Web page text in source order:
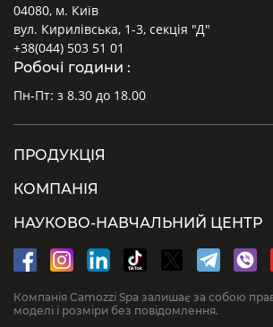
04080, м. Київ
вул. Кирилівська, 1-3, секція "Д"
+38(044) 503 51 01
Робочі години :
Пн-Пт: з 8.30 до 18.00
ПРОДУКЦІЯ
КОМПАНІЯ
НАУКОВО-НАВЧАЛЬНИЙ ЦЕНТР
Компанія Camozzi Spa залишає за собою
моделі і розміри без повідомлення.